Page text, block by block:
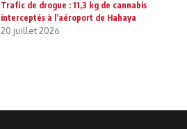
Trafic de drogue : 11,3 kg de cannabis
interceptés à l’aéroport de Hahaya
20 juillet 2026